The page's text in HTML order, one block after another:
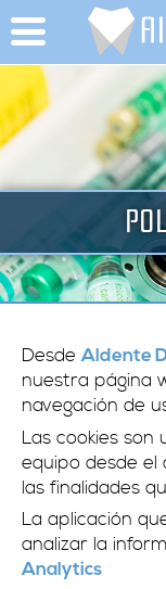
DesdeAldente
nuestra página
navegación de
Las cookies son
equipo desde
las finalidades
La aplicación
analizar la
Analytics